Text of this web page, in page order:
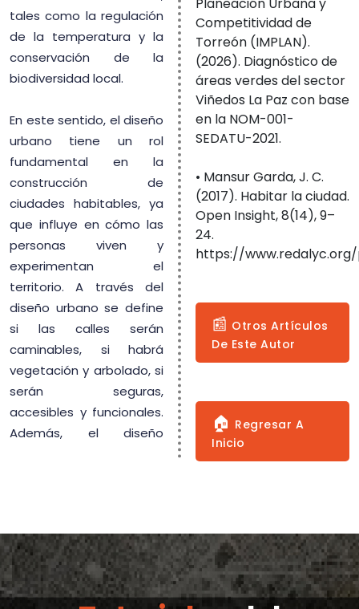
tales como la regulación
de la temperatura y la
conservación de la
biodiversidad local.
En este sentido, el diseño
urbano tiene un rol
fundamental en la
construcción de
ciudades habitables, ya
que influye en cómo las
personas viven y
experimentan el
territorio. A través del
diseño urbano se define
si las calles serán
caminables, si habrá
vegetación y arbolado, si
serán seguras,
accesibles y funcionales.
Además, el diseño
Competitividad de
Torreón (IMPLAN).
(2026). Diagnóstico de
áreas verdes del sector
Viñedos La Paz con base
en la NOM-001-
SEDATU-2021.
• Mansur Garda, J. C.
(2017). Habitar la ciudad.
Open Insight, 8(14), 9–
24.
https://www.redalyc.org/
📰 Otros Artículos
De Este Autor
🏠 Regresar A
Inicio